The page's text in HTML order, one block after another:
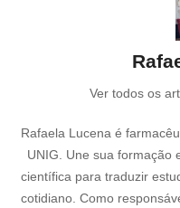
Ver todos os
Rafaela Lucena é
UNIG. Une sua formação
científica para traduzir
cotidiano. Como